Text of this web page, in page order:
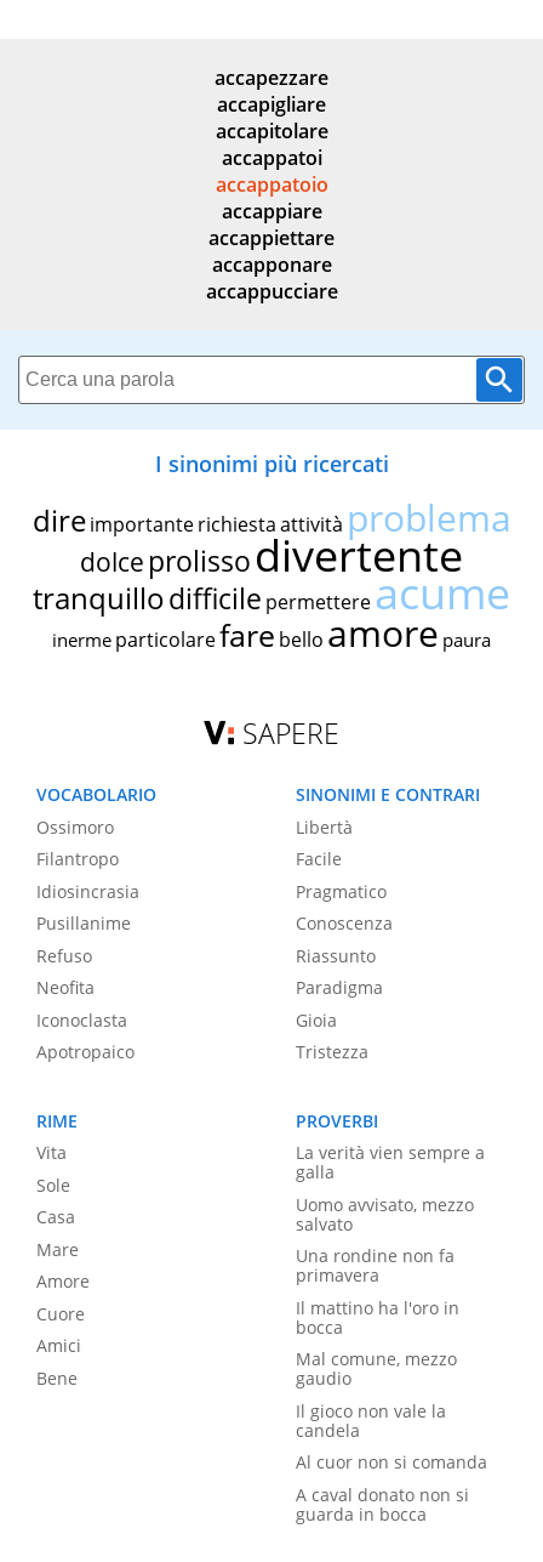
accapezzare
accapigliare
accapitolare
accappatoi
accappatoio
accappiare
accappiettare
accapponare
accappucciare
I sinonimi più ricercati
dire importante richiestaattività problema
dolce prolissodivertente
tranquillodifficile permettereacume
inerme particolarefare bello amore paura
SAPERE
VOCABOLARIO
Ossimoro
Filantropo
Idiosincrasia
Pusillanime
Refuso
Neofita
Iconoclasta
Apotropaico
SINONIMI E CONTRARI
Libertà
Facile
Pragmatico
Conoscenza
Riassunto
Paradigma
Gioia
Tristezza
RIME
Vita
Sole
Casa
Mare
Amore
Cuore
Amici
Bene
PROVERBI
La verità vien sempre a
galla
Uomo avvisato, mezzo
salvato
Una rondine non fa
primavera
Il mattino ha l'oro in
bocca
Mal comune, mezzo
gaudio
Il gioco non vale la
candela
Al cuor non si comanda
A caval donato non si
guarda in bocca